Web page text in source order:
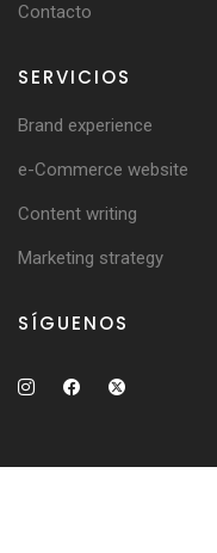
Contacto
SERVICIOS
Brand experience
e-Commerce website
Content writing
Marketing strategy
SÍGUENOS